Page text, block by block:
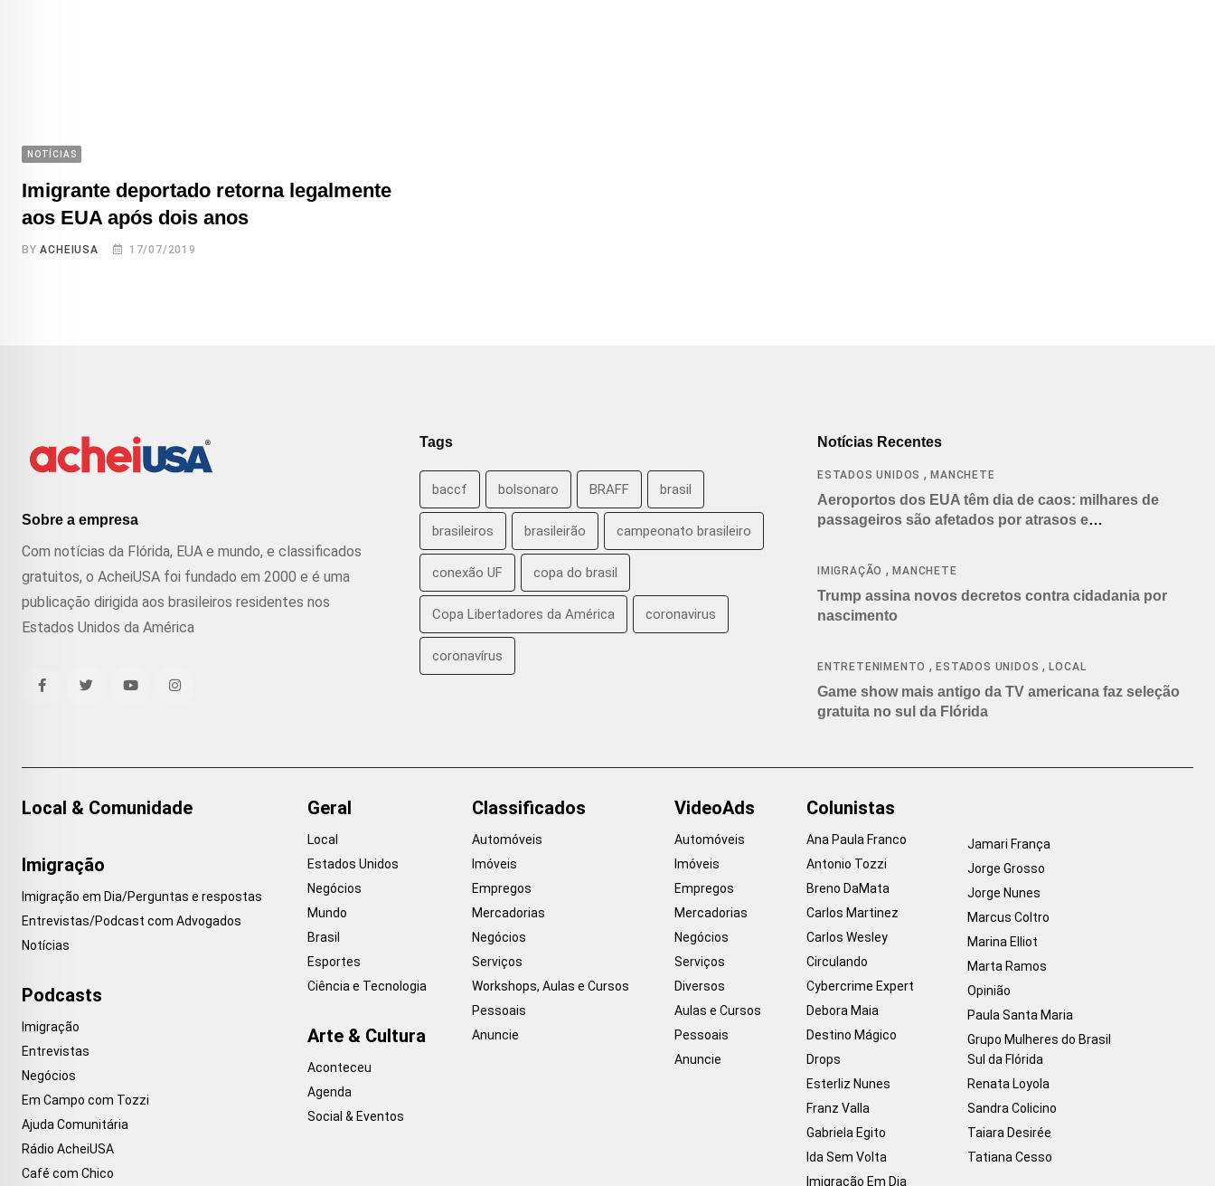
NOTÍCIAS
Imigrante deportado retorna legalmente
aos EUA após dois anos
BYACHEIUSA 17/07/2019
Sobre a empresa
Com notícias da Flórida, EUA e mundo, e classificados
gratuitos, o AcheiUSA foi fundado em 2000 e é uma
publicação dirigida aos brasileiros residentes nos
Estados Unidos da América
Tags
baccf bolsonaro BRAFF brasil
brasileiros brasileirão campeonato brasileiro
conexão UF copa do brasil
Copa Libertadores da América coronavirus
coronavírus
Notícias Recentes
ESTADOS UNIDOS ,MANCHETE
Aeroportos dos EUA têm dia de caos: milhares de
passageiros são afetados por atrasos e
IMIGRAÇÃO ,MANCHETE
Trump assina novos decretos contra cidadania por
nascimento
ENTRETENIMENTO ,ESTADOS UNIDOS ,LOCAL
Game show mais antigo da TV americana faz seleção
gratuita no sul da Flórida
Local & Comunidade
Imigração
Imigração em Dia/Perguntas e respostas
Entrevistas/Podcast com Advogados
Notícias
Podcasts
Imigração
Entrevistas
Negócios
Em Campo com Tozzi
Ajuda Comunitária
Rádio AcheiUSA
Café com Chico
Geral
Local
Estados Unidos
Negócios
Mundo
Brasil
Esportes
Ciência e Tecnologia
Arte & Cultura
Aconteceu
Agenda
Social & Eventos
Classificados
Automóveis
Imóveis
Empregos
Mercadorias
Negócios
Serviços
Workshops, Aulas e Cursos
Pessoais
Anuncie
VideoAds
Automóveis
Imóveis
Empregos
Mercadorias
Negócios
Serviços
Diversos
Aulas e Cursos
Pessoais
Anuncie
Colunistas
Ana Paula Franco
Antonio Tozzi
Breno DaMata
Carlos Martinez
Carlos Wesley
Circulando
Cybercrime Expert
Debora Maia
Destino Mágico
Drops
Esterliz Nunes
Franz Valla
Gabriela Egito
Ida Sem Volta
Imigração Em Dia
Jamari França
Jorge Grosso
Jorge Nunes
Marcus Coltro
Marina Elliot
Marta Ramos
Opinião
Paula Santa Maria
Grupo Mulheres do Brasil
Sul da Flórida
Renata Loyola
Sandra Colicino
Taiara Desirée
Tatiana Cesso